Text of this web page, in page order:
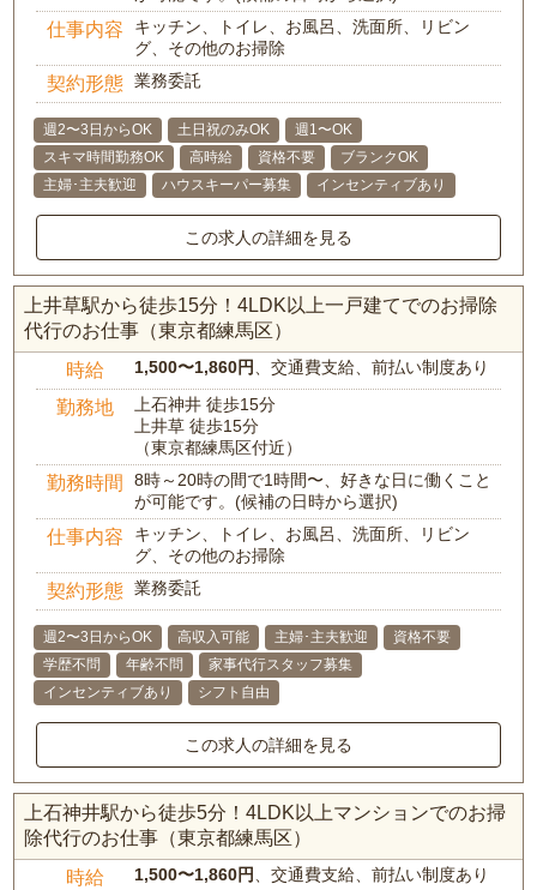
仕事内容
キッチン、トイレ、お風呂、洗面所、リビン
グ、その他のお掃除
契約形態 業務委託
週2〜3日からOK 土日祝のみOK
週1〜OK
スキマ時間勤務OK
高時給 資格不要
ブランクOK
主婦･主夫歓迎
ハウスキーパー募集 インセンティブあり
この求人の詳細を見る
上井草駅から徒歩15分！4LDK以上一戸建てでのお掃除
代行のお仕事（東京都練馬区）
時給 1,500〜1,860円、交通費支給、前払い制度あり
勤務地
上石神井 徒歩15分
上井草 徒歩15分
（東京都練馬区付近）
勤務時間
8時～20時の間で1時間〜、好きな日に働くこと
が可能です。(候補の日時から選択)
仕事内容
キッチン、トイレ、お風呂、洗面所、リビン
グ、その他のお掃除
契約形態 業務委託
週2〜3日からOK 高収入可能 主婦･主夫歓迎
資格不要
学歴不問
年齢不問
家事代行スタッフ募集
インセンティブあり
シフト自由
この求人の詳細を見る
上石神井駅から徒歩5分！4LDK以上マンションでのお掃
除代行のお仕事（東京都練馬区）
時給 1,500〜1,860円、交通費支給、前払い制度あり